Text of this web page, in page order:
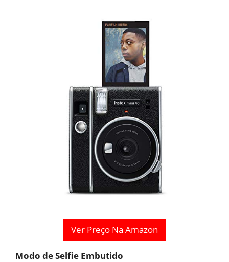
Ver Preço Na Amazon
Modo de Selfie Embutido